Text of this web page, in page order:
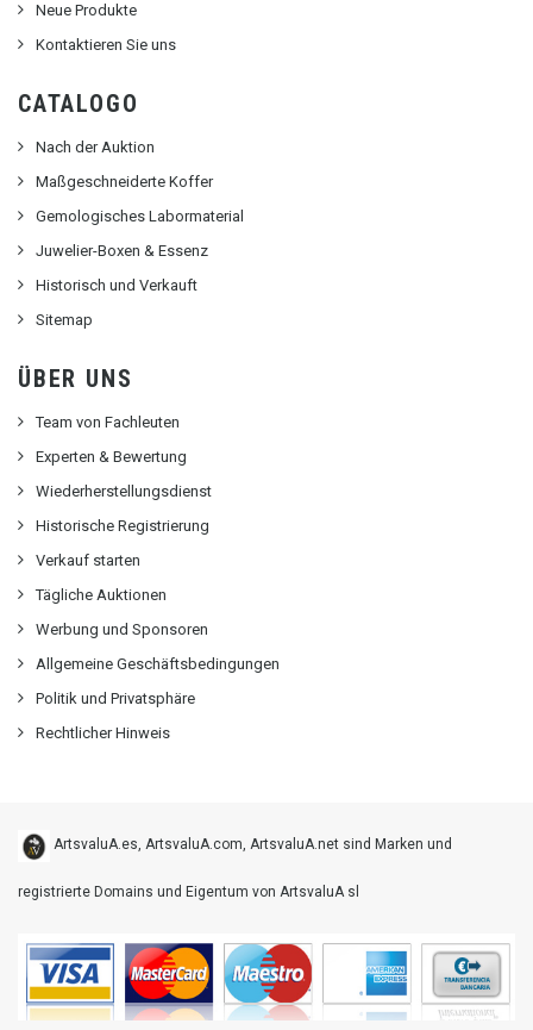
Neue Produkte
Kontaktieren Sie uns
CATALOGO
Nach der Auktion
Maßgeschneiderte Koffer
Gemologisches Labormaterial
Juwelier-Boxen & Essenz
Historisch und Verkauft
Sitemap
ÜBER UNS
Team von Fachleuten
Experten & Bewertung
Wiederherstellungsdienst
Historische Registrierung
Verkauf starten
Tägliche Auktionen
Werbung und Sponsoren
Allgemeine Geschäftsbedingungen
Politik und Privatsphäre
Rechtlicher Hinweis
ArtsvaluA.es, ArtsvaluA.com, ArtsvaluA.net sind Marken und
registrierte Domains und Eigentum von ArtsvaluA sl